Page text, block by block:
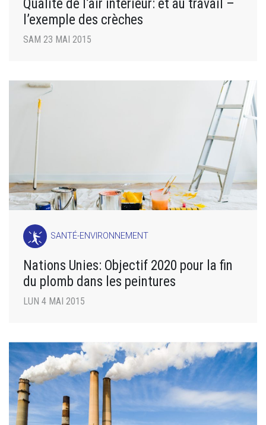
Qualité de l’air intérieur: et au travail –
l’exemple des crèches
SAM 23 MAI 2015
SANTÉ-ENVIRONNEMENT
Nations Unies: Objectif 2020 pour la fin
du plomb dans les peintures
LUN 4 MAI 2015